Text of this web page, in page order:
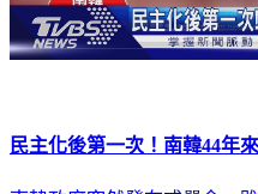
民主化後第一次！南韓44年